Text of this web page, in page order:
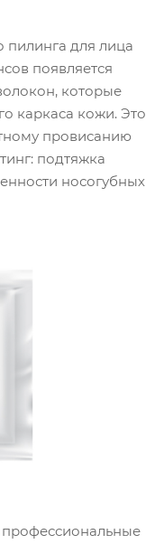
пилинга для лица
появляется
которые
каркаса кожи. Это
провисанию
подтяжка
носогубных